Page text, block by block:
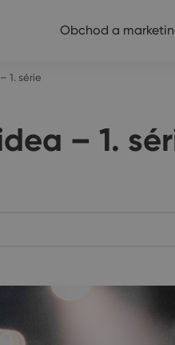
Obchod a
1. série
– 1.